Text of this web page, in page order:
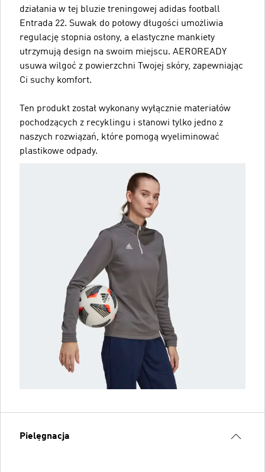
działania w tej bluzie treningowej adidas football
Entrada 22. Suwak do połowy długości umożliwia
regulację stopnia osłony, a elastyczne mankiety
utrzymują design na swoim miejscu. AEROREADY
usuwa wilgoć z powierzchni Twojej skóry, zapewniając
Ci suchy komfort.
Ten produkt został wykonany wyłącznie materiałów
pochodzących z recyklingu i stanowi tylko jedno z
naszych rozwiązań, które pomogą wyeliminować
plastikowe odpady.
Pielęgnacja